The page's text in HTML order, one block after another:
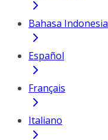
Bahasa Indonesia
Español
Français
Italiano